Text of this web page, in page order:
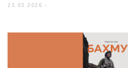
23.03.2026 -